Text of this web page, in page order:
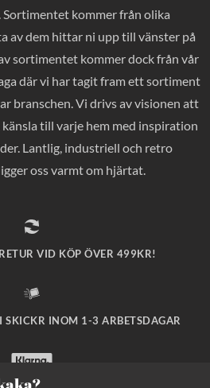
Sortimentet kommer från olika
av dem hittar ni upp till vänster på
sortimentet kommer dock från vår
där vi har tagit fram ett sortiment
branschen. Vi drivs av visionen att
till varje hem med inspiration
Lantlig, industriell och retro
oss varmt om hjärtat.
VID KÖP ÖVER 499KR!
SKICKR INOM 1-3 ARBETSDAGAR